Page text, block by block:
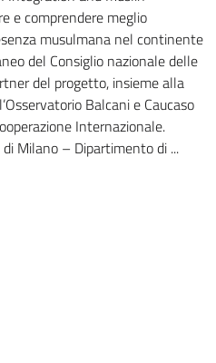
e comprendere meglio
musulmana nel continente
del Consiglio nazionale delle
del progetto, insieme alla
Balcani e Caucaso
Internazionale.
Milano – Dipartimento di ...